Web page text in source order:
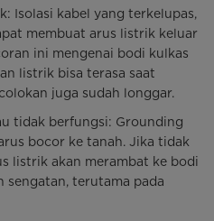
Isolasi kabel yang terkelupas,
membuat arus listrik keluar
ini mengenai bodi kulkas
listrik bisa terasa saat
juga sudah longgar.
tidak berfungsi: Grounding
bocor ke tanah. Jika tidak
listrik akan merambat ke bodi
sengatan, terutama pada